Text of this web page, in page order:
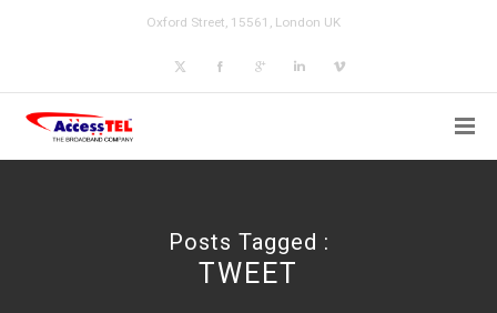
Oxford Street, 15561, London UK
Posts Tagged :
TWEET